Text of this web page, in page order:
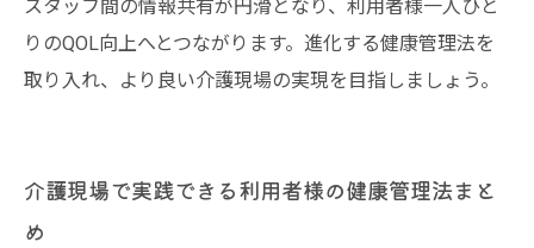
スタッフ間の情報共有が円滑となり、利用者様一人ひと
りのQOL向上へとつながります。進化する健康管理法を
取り入れ、より良い介護現場の実現を目指しましょう。
介護現場で実践できる利用者様の健康管理法まと
め